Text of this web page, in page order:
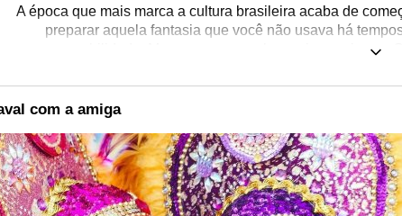
A época que mais marca a cultura brasileira acaba de
preparar aquela fantasia que você não usava há
responsabilidade. Mesmo para aqueles mais caseiros, o
Não deixe de comemorar este feriado que é a cara do
separamos ótimas mensagens que vão colocar você e
com a amiga